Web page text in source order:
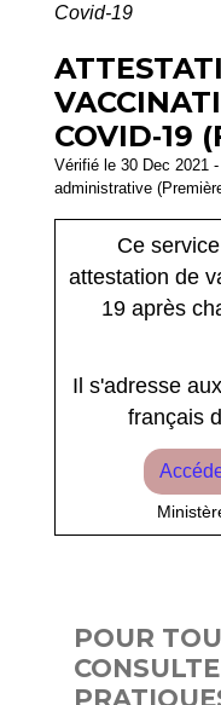
Covid‑19
COVID‑19
Vérifié le 30 Dec 2021
administrative
Ce
attestation de
19 après
Il s'adresse
français
POUR